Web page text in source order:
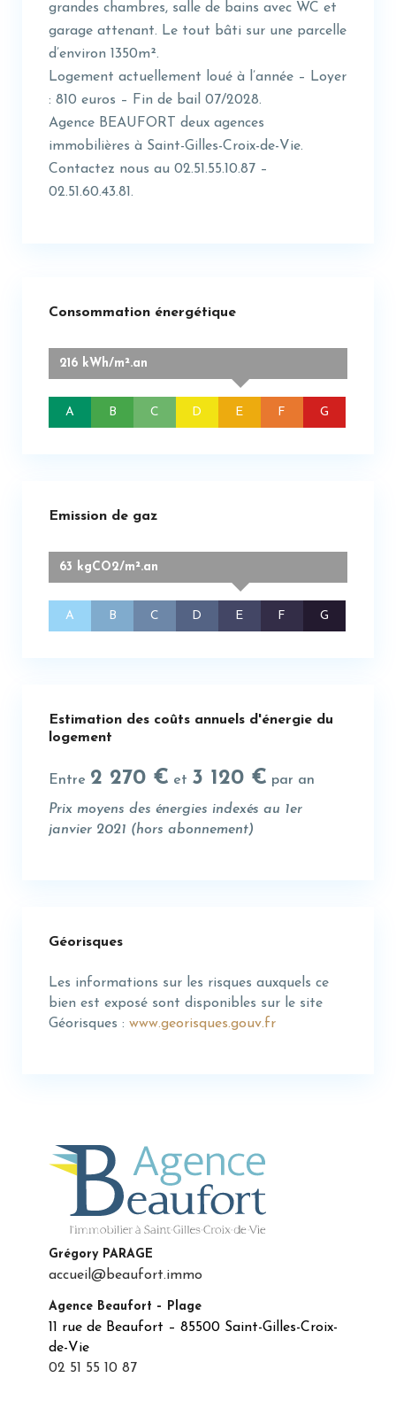
grandes chambres, salle de bains avec WC et
garage attenant. Le tout bâti sur une parcelle
d’environ 1350m².
Logement actuellement loué à l’année – Loyer
: 810 euros – Fin de bail 07/2028.
Agence BEAUFORT deux agences
immobilières à Saint-Gilles-Croix-de-Vie.
Contactez nous au 02.51.55.10.87 –
02.51.60.43.81.
Consommation énergétique
A B C D
216 kWh/m².an
E F G
Emission de gaz
A B C D
63 kgCO2/m².an
E F G
Estimation des coûts annuels d'énergie du
logement
Entre 2 270 € et 3 120 € par an
Prix moyens des énergies indexés au 1er
janvier 2021 (hors abonnement)
Géorisques
Les informations sur les risques auxquels ce
bien est exposé sont disponibles sur le site
Géorisques :www.georisques.gouv.fr
Grégory PARAGE
accueil@beaufort.immo
Agence Beaufort – Plage
11 rue de Beaufort – 85500 Saint-Gilles-Croix-
de-Vie
02 51 55 10 87